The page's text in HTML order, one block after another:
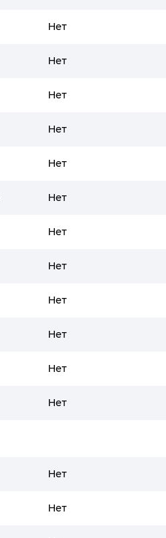
Нет
Нет
Нет
Нет
Нет
Нет
Нет
Нет
Нет
Нет
Нет
Нет
Нет
Нет